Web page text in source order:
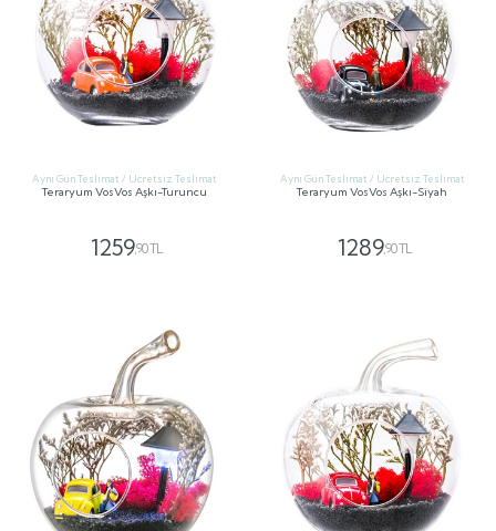
Aynı Gün Teslimat / Ücretsiz Teslimat
Teraryum VosVos Aşkı-Turuncu
1259,90 TL
Aynı Gün Teslimat / Ücretsiz Teslimat
Teraryum VosVos Aşkı-Siyah
1289,90 TL